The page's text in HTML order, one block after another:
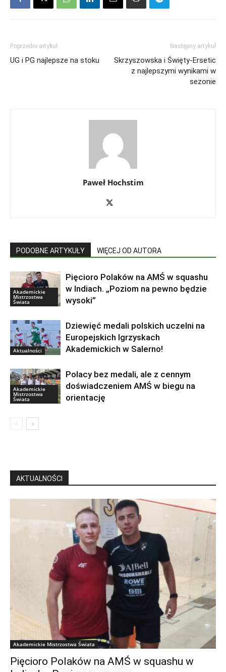
Poprzedni artykuł
UG i PG najlepsze na stoku
Następny artykuł
Skrzyszowska i Święty-Ersetic
z najlepszymi wynikami w
sezonie
Paweł Hochstim
PODOBNE ARTYKUŁY WIĘCEJ OD AUTORA
Akademickie
Mistrzostwa
Świata
Pięcioro Polaków na AMŚ w squashu
w Indiach. „Poziom na pewno będzie
wysoki”
Aktualności
Dziewięć medali polskich uczelni na
Europejskich Igrzyskach
Akademickich w Salerno!
Akademickie
Mistrzostwa
Świata
Polacy bez medali, ale z cennym
doświadczeniem AMŚ w biegu na
orientację
AKTUALNOŚCI
Akademickie Mistrzostwa Świata
Pięcioro Polaków na AMŚ w squashu w